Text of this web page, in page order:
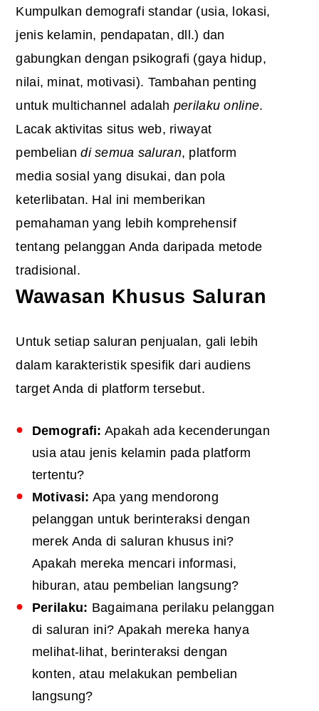
Kumpulkan demografi standar (usia, lokasi,
jenis kelamin, pendapatan, dll.) dan
gabungkan dengan psikografi (gaya hidup,
nilai, minat, motivasi). Tambahan penting
untuk multichannel adalah perilaku online.
Lacak aktivitas situs web, riwayat
pembeliandi semua saluran, platform
media sosial yang disukai, dan pola
keterlibatan. Hal ini memberikan
pemahaman yang lebih komprehensif
tentang pelanggan Anda daripada metode
tradisional.
Wawasan Khusus Saluran
Untuk setiap saluran penjualan, gali lebih
dalam karakteristik spesifik dari audiens
target Anda di platform tersebut.
Demografi: Apakah ada kecenderungan
usia atau jenis kelamin pada platform
tertentu?
Motivasi: Apa yang mendorong
pelanggan untuk berinteraksi dengan
merek Anda di saluran khusus ini?
Apakah mereka mencari informasi,
hiburan, atau pembelian langsung?
Perilaku: Bagaimana perilaku pelanggan
di saluran ini? Apakah mereka hanya
melihat-lihat, berinteraksi dengan
konten, atau melakukan pembelian
langsung?